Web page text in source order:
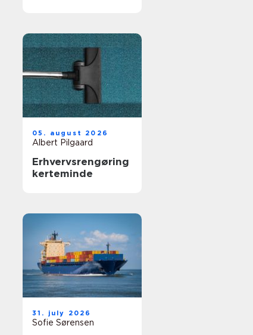
05. august 2026
Albert Pilgaard
Erhvervsrengøring
kerteminde
31. july 2026
Sofie Sørensen